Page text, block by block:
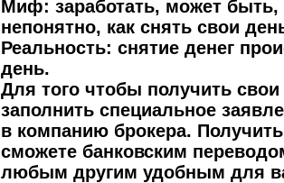
Миф: заработать, может
непонятно, как снять свои
Реальность: снятие денег
день.
Для того чтобы получить
заполнить специальное
в компанию брокера.
сможете банковским
любым другим удобным для